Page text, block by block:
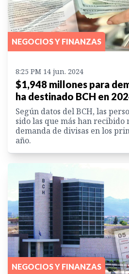
NEGOCIOS Y FINANZAS
8:25 PM 14 jun. 2024
$1,948 millones para
ha destinado BCH en
Según datos del BCH, las
sido las que más han recibido
demanda de divisas en los
año.
NEGOCIOS Y FINANZAS